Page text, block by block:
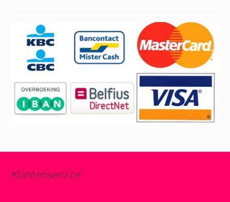
Klantenservice